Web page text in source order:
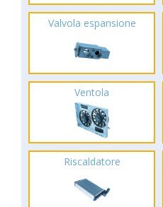
Valvola espansione
Ventola
Riscaldatore